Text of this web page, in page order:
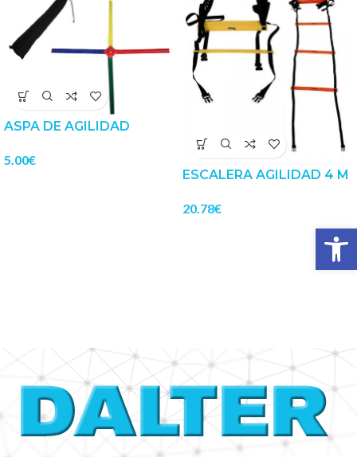
ASPA DE AGILIDAD
5.00€
ESCALERA AGILIDAD 4 M
20.78€
Abrir